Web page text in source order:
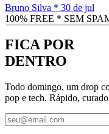
Bruno Silva * 30 de jul
100% FREE * SEM
FICA POR
DENTRO
Todo domingo, um drop
pop e tech. Rápido,